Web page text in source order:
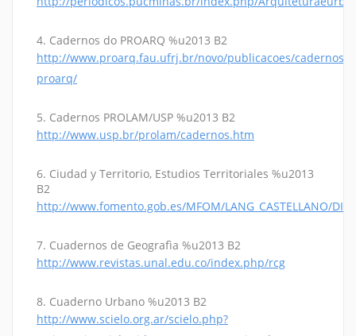
4. Cadernos do PROARQ %u2013 B2
http://www.proarq.fau.ufrj.br/novo/publicacoes/cadernos-
proarq/
5. Cadernos PROLAM/USP %u2013 B2
http://www.usp.br/prolam/cadernos.htm
6. Ciudad y Territorio, Estudios Territoriales %u2013
B2
http://www.fomento.gob.es/MFOM/LANG_CASTELLANO/
7. Cuadernos de Geografìa %u2013 B2
http://www.revistas.unal.edu.co/index.php/rcg
8. Cuaderno Urbano %u2013 B2
http://www.scielo.org.ar/scielo.php?